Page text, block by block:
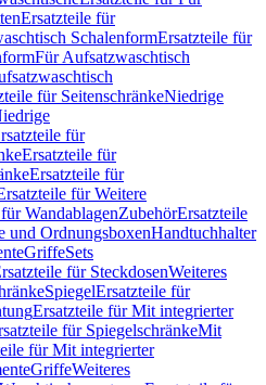
Ersatzteile für
SchalenformErsatzteile für
Für Aufsatzwaschtisch
für SeitenschränkeNiedrige
für
Ersatzteile für
Ersatzteile für
für Weitere
WandablagenZubehörErsatzteile
und OrdnungsboxenHandtuchhalter
GriffeSets
für SteckdosenWeiteres
SpiegelErsatzteile für
Ersatzteile für Mit integrierter
für SpiegelschränkeMit
für Mit integrierter
GriffeWeiteres